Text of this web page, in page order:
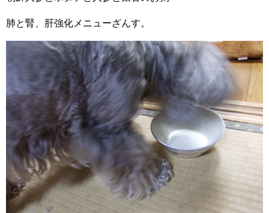
肺と腎、肝強化メニューざんす。